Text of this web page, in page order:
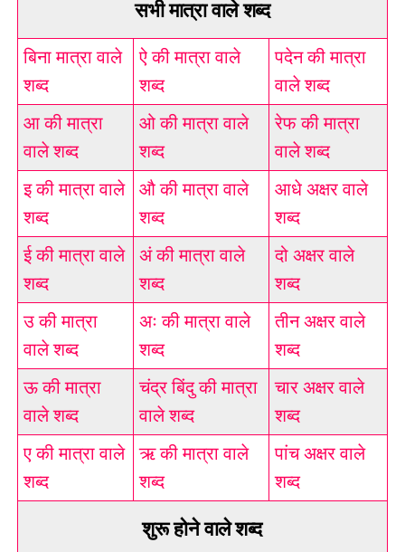
सभी मात्रा वाले शब्द
बिना मात्रा वाले
शब्द
ऐ की मात्रा वाले
शब्द
पदेन की मात्रा
वाले शब्द
आ की मात्रा
वाले शब्द
ओ की मात्रा वाले
शब्द
रेफ की मात्रा
वाले शब्द
इ की मात्रा वाले
शब्द
औ की मात्रा वाले
शब्द
आधे अक्षर वाले
शब्द
ई की मात्रा वाले
शब्द
अं की मात्रा वाले
शब्द
दो अक्षर वाले
शब्द
उ की मात्रा
वाले शब्द
अः की मात्रा वाले
शब्द
तीन अक्षर वाले
शब्द
ऊ की मात्रा
वाले शब्द
चंद्र बिंदु की मात्रा
वाले शब्द
चार अक्षर वाले
शब्द
ए की मात्रा वाले
शब्द
ऋ की मात्रा वाले
शब्द
पांच अक्षर वाले
शब्द
शुरू होने वाले शब्द